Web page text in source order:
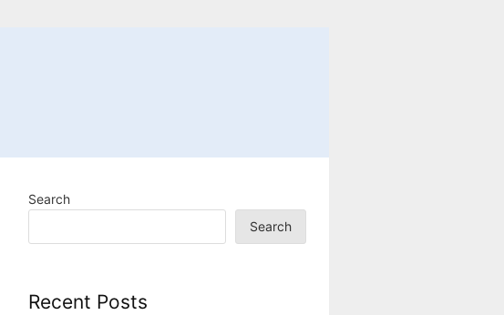
Search
Search
Recent Posts